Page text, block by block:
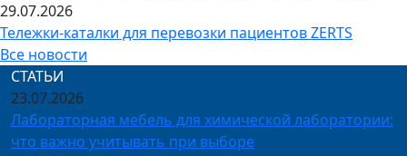
29.07.2026
Тележки-каталки для перевозки пациентов ZERTS
Все новости
СТАТЬИ
23.07.2026
Лабораторная мебель для химической лаборатории:
что важно учитывать при выборе